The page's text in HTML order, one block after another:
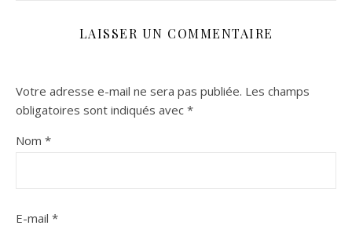
LAISSER UN COMMENTAIRE
Votre adresse e-mail ne sera pas publiée. Les champs
obligatoires sont indiqués avec *
Nom *
E-mail *